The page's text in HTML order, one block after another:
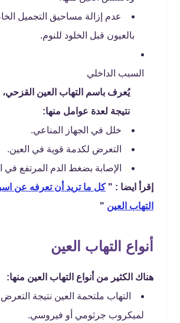
عدم إزالة مساحيق التجميل
بالعيون قبل الخلود للنوم.
السبب الداخلي
يُعرف باسم التهاب العين
نتيجة لعدة عوامل منها:
خلل في الجهاز المناعي.
التعرض لكدمة قوية في العين.
الإصابة بضغط الدم المرتفع في
إقرأ ايضا : "كل ما تريد أن تعرفه عن
التهاب العين "
أنواع التهاب العين
هناك الكثير من أنواع التهاب العين منها:
التهاب ملتحمة العين نتيجة التعرض
لميكروب جرثومي أو فيروسي.